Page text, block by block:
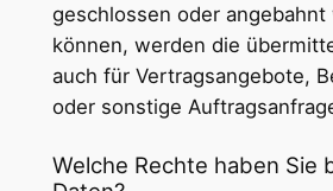
geschlossen oder angebahnt
können, werden die
auch für Vertragsangebote,
oder sonstige
Welche Rechte haben Sie